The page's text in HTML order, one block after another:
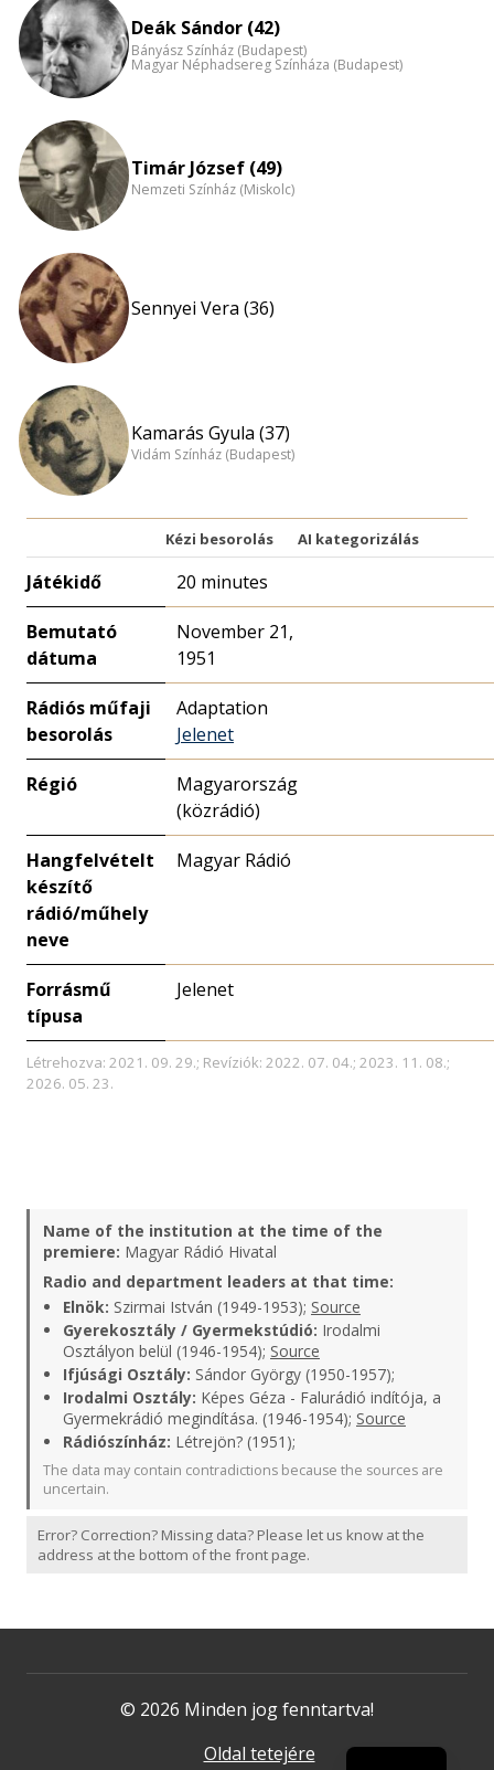
Deák Sándor (42)
Bányász Színház (Budapest)
Magyar Néphadsereg Színháza (Budapest)
Timár József (49)
Nemzeti Színház (Miskolc)
Sennyei Vera (36)
Kamarás Gyula (37)
Vidám Színház (Budapest)
Kézi besorolás AI kategorizálás
Játékidő 20 minutes
Bemutató
dátuma
November 21,
1951
Rádiós műfaji
besorolás
Adaptation
Jelenet
Régió
Magyarország
(közrádió)
Hangfelvételt
készítő
rádió/műhely
neve
Magyar Rádió
Forrásmű
típusa
Jelenet
Létrehozva: 2021. 09. 29.; Revíziók: 2022. 07. 04.; 2023. 11. 08.;
2026. 05. 23.
Name of the institution at the time of the
premiere: Magyar Rádió Hivatal
Radio and department leaders at that time:
Elnök: Szirmai István (1949-1953); Source
Gyerekosztály / Gyermekstúdió: Irodalmi
Osztályon belül (1946-1954); Source
Ifjúsági Osztály: Sándor György (1950-1957);
Irodalmi Osztály: Képes Géza - Falurádió indítója, a
Gyermekrádió megindítása. (1946-1954); Source
Rádiószínház: Létrejön? (1951);
The data may contain contradictions because the sources are
uncertain.
Error? Correction? Missing data? Please let us know at the
address at the bottom of the front page.
© 2026 Minden jog fenntartva!
Oldal tetejére